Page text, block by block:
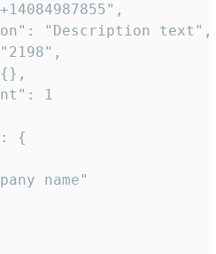
"Description text",
1
{
name"